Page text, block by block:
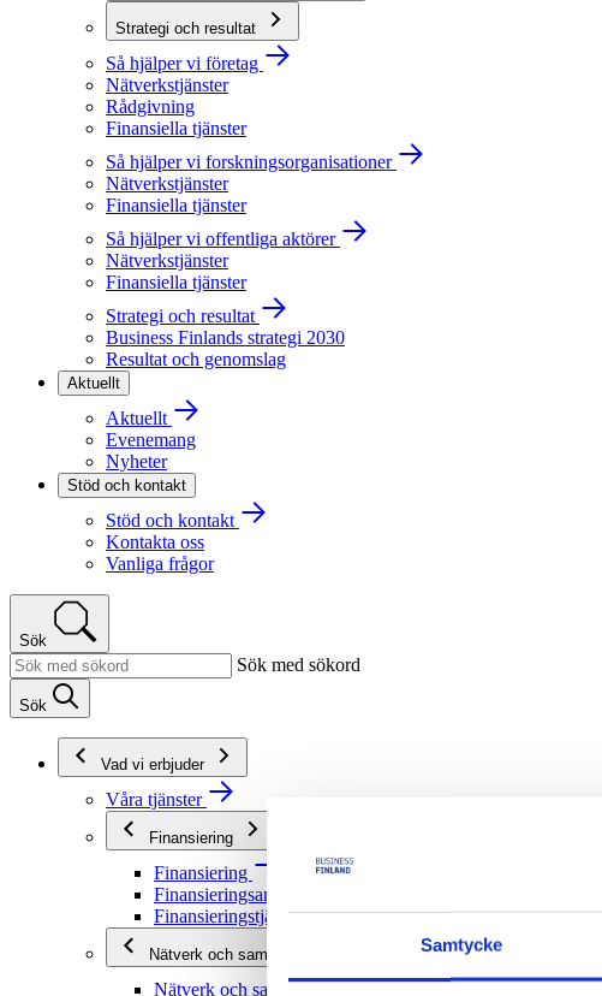
Samtycke
Strategi och resultat
Så hjälper vi företag
Nätverkstjänster
Rådgivning
Finansiella tjänster
Så hjälper vi forskningsorganisationer
Nätverkstjänster
Finansiella tjänster
Så hjälper vi offentliga aktörer
Nätverkstjänster
Finansiella tjänster
Strategi och resultat
Business Finlands strategi 2030
Resultat och genomslag
Aktuellt
Aktuellt
Evenemang
Nyheter
Stöd och kontakt
Stöd och kontakt
Kontakta oss
Vanliga frågor
Sök
Sök med sökord
Sök
Vad vi erbjuder
Våra tjänster
Finansiering
Finansiering
Finansieringsanvisningar
Finansieringstjänster
Nätverk och samarbete
Nätverk och samarbete